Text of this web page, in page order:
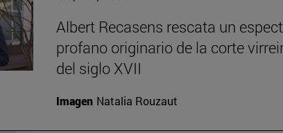
Albert Recasens rescata un
profano originario de la corte
del siglo XVII
Imagen Natalia Rouzaut